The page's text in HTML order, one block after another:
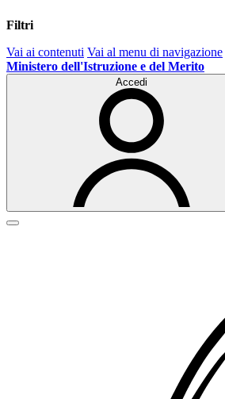
Filtri
Vai ai contenuti Vai al menu di navigazione
Ministero dell'Istruzione e del Merito
Accedi